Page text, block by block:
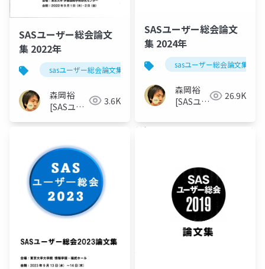
SASユーザー総会論文
集 2022年
sasユーザー総会論文集 2022年
森岡裕
[SASユー
3.6K
SASユーザー総会論文
集 2024年
sasユーザー総会論文集
森岡裕
[SASユー
世話人]
26.9K